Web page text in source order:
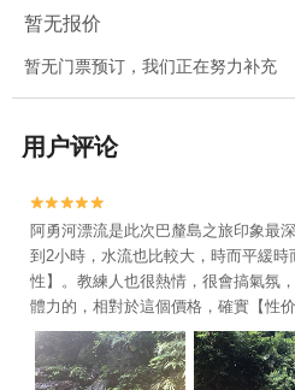
暂无报价
暂无门票预订，我们正在努力补充
用户评论


阿勇河漂流是此次巴釐島之旅印象最
到2小時，水流也比較大，時而平緩
性】。教練人也很熱情，很會搞氣氛
體力的，相對於這個價格，確實【性